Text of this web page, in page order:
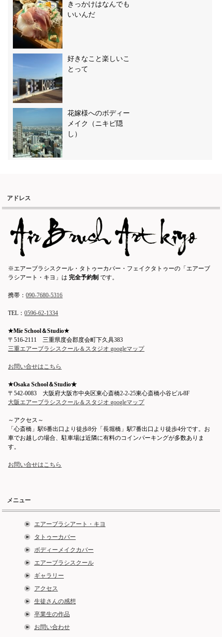
きっかけはなんでも
いいんだ
好きなこと楽しいこ
とって
花嫁様へのボディー
メイク（ニキビ隠
し）
アドレス
※エアーブラシスクール・タトゥーカバー・フェイクタトゥーの「エアーブ
ラシアート・キヨ」は完全予約制 です。
携帯：090-7680-5316
TEL：0596-62-1334
★Mie School＆Studio★
〒516-2111 三重県度会郡度会町下久具383
三重エアーブラシスクール＆スタジオ googleマップ
お問い合せはこちら
★Osaka School＆Studio★
〒542-0083 大阪府大阪市中央区東心斎橋2-2-25東心斎橋小谷ビル8F
大阪エアーブラシスクール＆スタジオ googleマップ
～アクセス～
「心斎橋」駅6番出口より徒歩8分「長堀橋」駅7番出口より徒歩4分です。お
車でお越しの場合、駐車場は近隣に有料のコインパーキングが多数ありま
す。
お問い合せはこちら
メニュー
エアーブラシアート・キヨ
タトゥーカバー
ボディーメイクカバー
エアーブラシスクール
ギャラリー
アクセス
生徒さんの感想
卒業生の作品
お問い合わせ